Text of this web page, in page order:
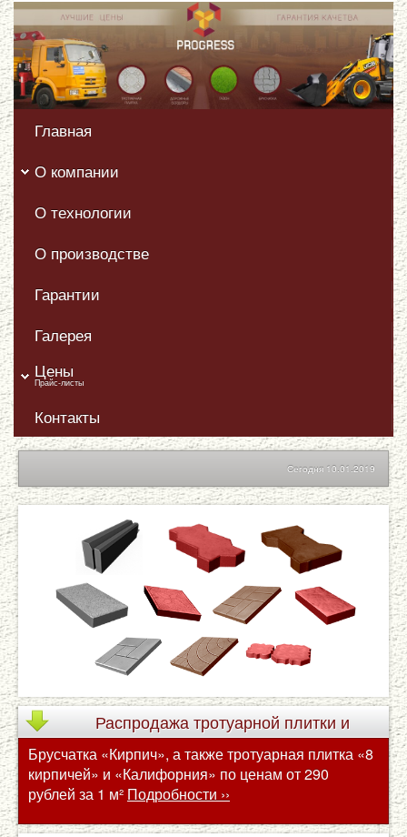
Главная
О компании
О технологии
О производстве
Гарантии
Галерея
Цены
Прайс-листы
Контакты
Сегодня 10.01.2019
Распродажатротуарной плитки и
брусчатки по сниженным ценам
Брусчатка «Кирпич», а также тротуарная плитка «8
кирпичей» и «Калифорния» по ценам от 290
рублей за 1 м² Подробности ››